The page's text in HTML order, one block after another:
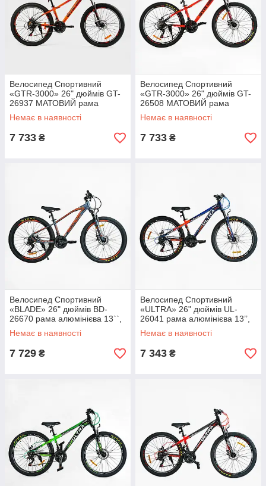
Велосипед Спортивний
«GTR-3000» 26" дюймів GT-
26937 МАТОВИЙ рама
алюмінієва 13'', обладнання
Shimano 21 швидкість,
Немає в наявності
7 733 ₴
Велосипед Спортивний
«GTR-3000» 26" дюймів GT-
26508 МАТОВИЙ рама
алюмінієва 13'', обладнання
Shimano 21 швидкість,
Немає в наявності
7 733 ₴
Велосипед Спортивний
«BLADE» 26" дюймів BD-
26670 рама алюмінієва 13``,
обладнання Shimano 21
швидкість, зібран на 75%
Немає в наявності
7 729 ₴
Велосипед Спортивний
«ULTRA» 26" дюймів UL-
26041 рама алюмінієва 13’’,
обладнання Shimano 21
швидкість, зібраний на 75%
Немає в наявності
7 343 ₴